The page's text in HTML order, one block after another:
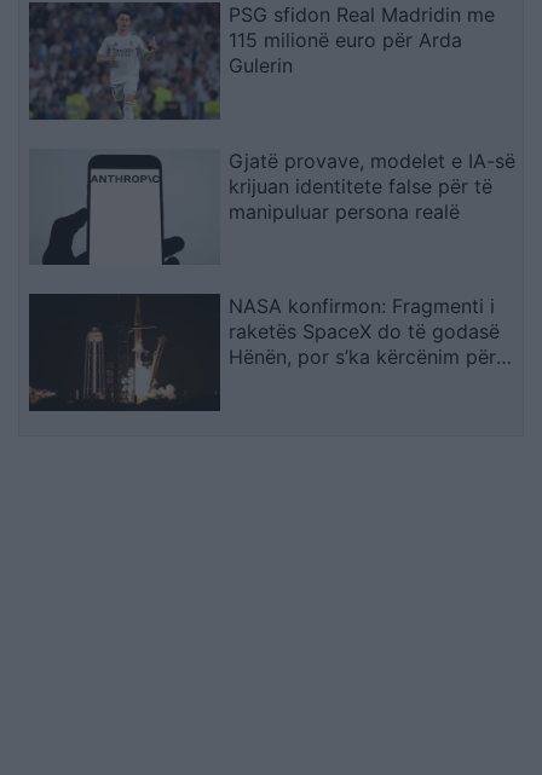
PSG sfidon Real Madridin me
115 milionë euro për Arda
Gulerin
Gjatë provave, modelet e IA-së
krijuan identitete false për të
manipuluar persona realë
NASA konfirmon: Fragmenti i
raketës SpaceX do të godasë
Hënën, por s’ka kërcënim për